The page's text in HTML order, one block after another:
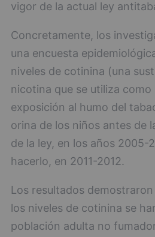
vigor de la actual ley
Concretamente, los
una encuesta
niveles de cotinina (una
nicotina que se utiliza como
exposición al humo del
orina de los niños antes de
de la ley, en los años 2005-
hacerlo, en 2011-2012.
Los resultados
los niveles de cotinina se
población adulta no